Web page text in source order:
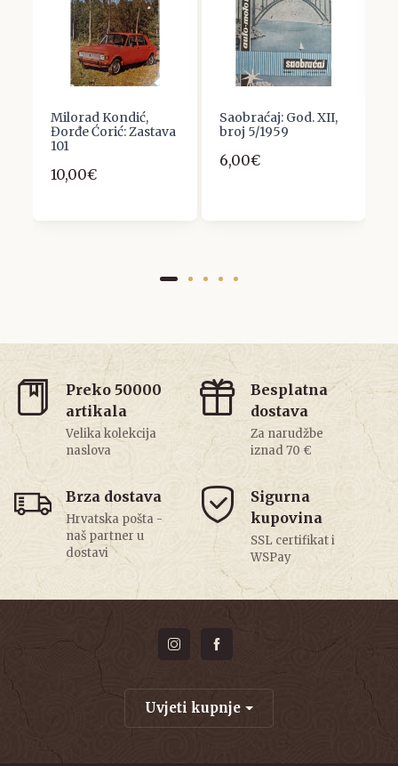
Milorad Kondić,
Đorđe Ćorić: Zastava
101
10,00€
Saobraćaj: God. XII,
broj 5/1959
6,00€
Preko 50000
artikala
Velika kolekcija
naslova
Besplatna
dostava
Za narudžbe
iznad 70 €
Brza dostava
Hrvatska pošta -
naš partner u
dostavi
Sigurna
kupovina
SSL certifikat i
WSPay
Uvjeti kupnje